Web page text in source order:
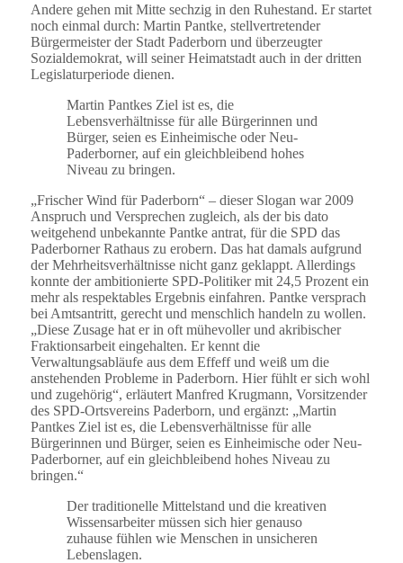
Andere gehen mit Mitte sechzig in den Ruhestand. Er startet
noch einmal durch: Martin Pantke, stellvertretender
Bürgermeister der Stadt Paderborn und überzeugter
Sozialdemokrat, will seiner Heimatstadt auch in der dritten
Legislaturperiode dienen.
Martin Pantkes Ziel ist es, die
Lebensverhältnisse für alle Bürgerinnen und
Bürger, seien es Einheimische oder Neu-
Paderborner, auf ein gleichbleibend hohes
Niveau zu bringen.
„Frischer Wind für Paderborn“ – dieser Slogan war 2009
Anspruch und Versprechen zugleich, als der bis dato
weitgehend unbekannte Pantke antrat, für die SPD das
Paderborner Rathaus zu erobern. Das hat damals aufgrund
der Mehrheitsverhältnisse nicht ganz geklappt. Allerdings
konnte der ambitionierte SPD-Politiker mit 24,5 Prozent ein
mehr als respektables Ergebnis einfahren. Pantke versprach
bei Amtsantritt, gerecht und menschlich handeln zu wollen.
„Diese Zusage hat er in oft mühevoller und akribischer
Fraktionsarbeit eingehalten. Er kennt die
Verwaltungsabläufe aus dem Effeff und weiß um die
anstehenden Probleme in Paderborn. Hier fühlt er sich wohl
und zugehörig“, erläutert Manfred Krugmann, Vorsitzender
des SPD-Ortsvereins Paderborn, und ergänzt: „Martin
Pantkes Ziel ist es, die Lebensverhältnisse für alle
Bürgerinnen und Bürger, seien es Einheimische oder Neu-
Paderborner, auf ein gleichbleibend hohes Niveau zu
bringen.“
Der traditionelle Mittelstand und die kreativen
Wissensarbeiter müssen sich hier genauso
zuhause fühlen wie Menschen in unsicheren
Lebenslagen.